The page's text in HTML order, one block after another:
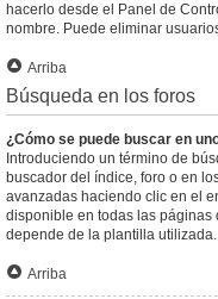
hacerlo desde el Panel de
nombre. Puede eliminar
Arriba
Búsqueda en los foros
¿Cómo se puede buscar en
Introduciendo un término de
buscador del índice, foro o en
avanzadas haciendo clic en el
disponible en todas las páginas
depende de la plantilla utilizada.
Arriba